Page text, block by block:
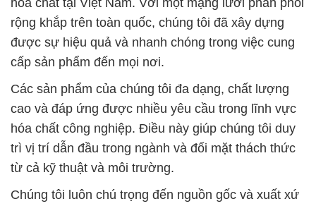
rộng khắp trên toàn quốc, chúng tôi đã xây dựng
được sự hiệu quả và nhanh chóng trong việc cung
cấp sản phẩm đến mọi nơi.
Các sản phẩm của chúng tôi đa dạng, chất lượng
cao và đáp ứng được nhiều yêu cầu trong lĩnh vực
hóa chất công nghiệp. Điều này giúp chúng tôi duy
trì vị trí dẫn đầu trong ngành và đối mặt thách thức
từ cả kỹ thuật và môi trường.
Chúng tôi luôn chú trọng đến nguồn gốc và xuất xứ